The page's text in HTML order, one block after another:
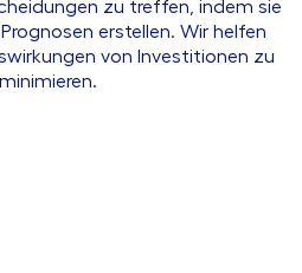
zu treffen, indem sie
erstellen. Wir helfen
von Investitionen zu